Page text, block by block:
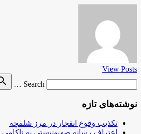
View Posts
Search …
نوشته‌های تازه
تکذیب وقوع انفجار در مرز شلمچه